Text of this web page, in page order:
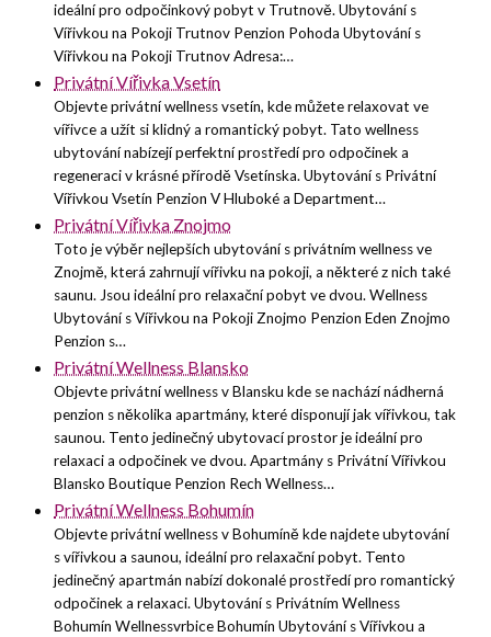
ideální pro odpočinkový pobyt v Trutnově. Ubytování s
Vířivkou na Pokoji Trutnov Penzion Pohoda Ubytování s
Vířivkou na Pokoji Trutnov Adresa:…
Privátní Vířivka Vsetín
Objevte privátní wellness vsetín, kde můžete relaxovat ve
vířivce a užít si klidný a romantický pobyt. Tato wellness
ubytování nabízejí perfektní prostředí pro odpočinek a
regeneraci v krásné přírodě Vsetínska. Ubytování s Privátní
Vířivkou Vsetín Penzion V Hluboké a Department…
Privátní Vířivka Znojmo
Toto je výběr nejlepších ubytování s privátním wellness ve
Znojmě, která zahrnují vířivku na pokoji, a některé z nich také
saunu. Jsou ideální pro relaxační pobyt ve dvou. Wellness
Ubytování s Vířivkou na Pokoji Znojmo Penzion Eden Znojmo
Penzion s…
Privátní Wellness Blansko
Objevte privátní wellness v Blansku kde se nachází nádherná
penzion s několika apartmány, které disponují jak vířivkou, tak
saunou. Tento jedinečný ubytovací prostor je ideální pro
relaxaci a odpočinek ve dvou. Apartmány s Privátní Vířivkou
Blansko Boutique Penzion Rech Wellness…
Privátní Wellness Bohumín
Objevte privátní wellness v Bohumíně kde najdete ubytování
s vířivkou a saunou, ideální pro relaxační pobyt. Tento
jedinečný apartmán nabízí dokonalé prostředí pro romantický
odpočinek a relaxaci. Ubytování s Privátním Wellness
Bohumín Wellnessvrbice Bohumín Ubytování s Vířivkou a